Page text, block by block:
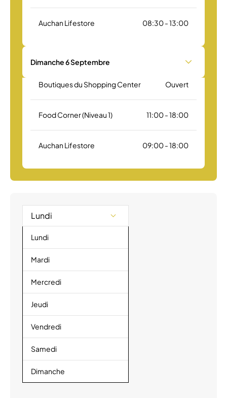
Lundi
Lundi
Mardi
Mercredi
Jeudi
Vendredi
Samedi
Dimanche
Auchan Lifestore 08:30 - 13:00
Dimanche 6 Septembre
Boutiques du Shopping Center Ouvert
Food Corner (Niveau 1) 11:00 - 18:00
Auchan Lifestore 09:00 - 18:00